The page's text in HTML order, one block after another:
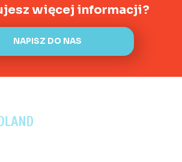
więcej informacji?
NAPISZ DO NAS